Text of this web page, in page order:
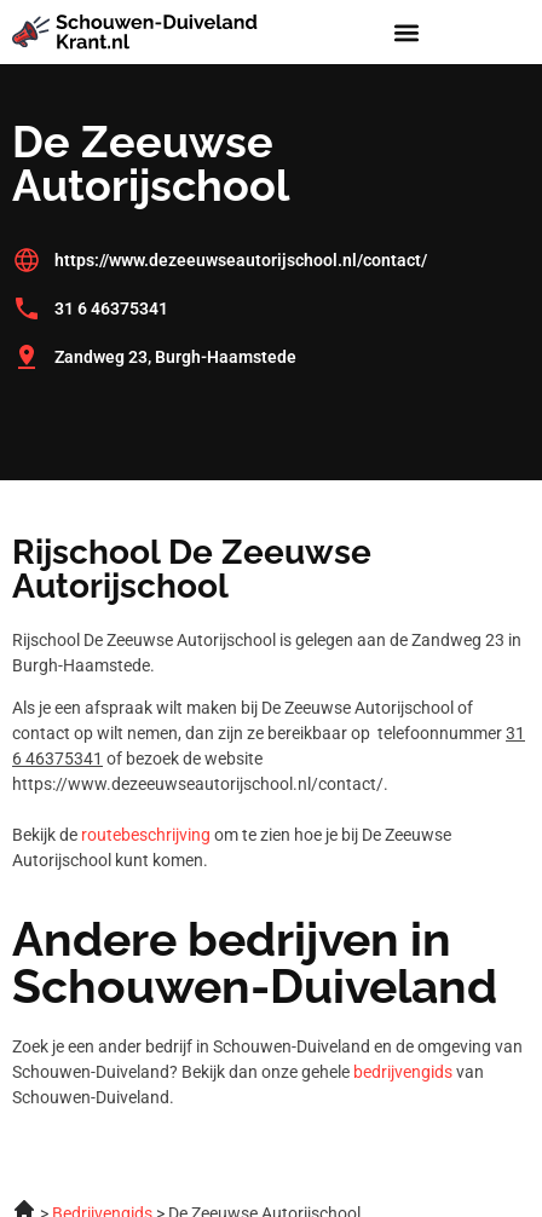
De Zeeuwse
Autorijschool
https://www.dezeeuwseautorijschool.nl/contact/
31 6 46375341
Zandweg 23, Burgh-Haamstede
Rijschool De Zeeuwse
Autorijschool
Rijschool De Zeeuwse Autorijschool is gelegen aan de Zandweg 23 in
Burgh-Haamstede.
Als je een afspraak wilt maken bij De Zeeuwse Autorijschool of
contact op wilt nemen, dan zijn ze bereikbaar op telefoonnummer31
6 46375341 of bezoek de website
https://www.dezeeuwseautorijschool.nl/contact/.
Bekijk de routebeschrijving om te zien hoe je bij De Zeeuwse
Autorijschool kunt komen.
Andere bedrijven in
Schouwen-Duiveland
Zoek je een ander bedrijf in Schouwen-Duiveland en de omgeving van
Schouwen-Duiveland? Bekijk dan onze gehele bedrijvengidsvan
Schouwen-Duiveland.